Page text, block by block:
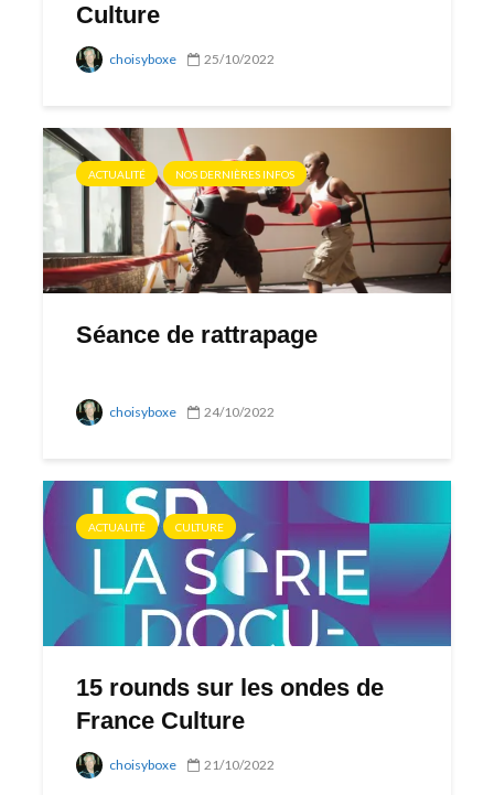
Culture
choisyboxe 25/10/2022
ACTUALITÉ NOS DERNIÈRES INFOS
Séance de rattrapage
choisyboxe 24/10/2022
ACTUALITÉ CULTURE
15 rounds sur les ondes de
France Culture
choisyboxe 21/10/2022